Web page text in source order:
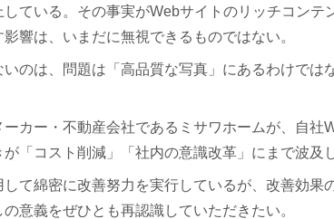
ている。その事実がWebサイトのリッチコンテ
響は、いまだに無視できるものではない。
のは、問題は「高品質な写真」にあるわけでは
カー・不動産会社であるミサワホームが、自社
「コスト削減」「社内の意識改革」にまで波及
て綿密に改善努力を実行しているが、改善効果
意義をぜひとも再認識していただきたい。